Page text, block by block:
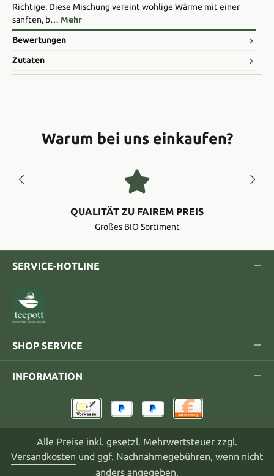
Richtige. Diese Mischung vereint wohlige Wärme mit einer
sanften, b… Mehr
Bewertungen
Zutaten
Warum bei uns einkaufen?
QUALITÄT ZU FAIREM PREIS
Großes BIO Sortiment
SERVICE-HOTLINE
SHOP SERVICE
INFORMATION
Alle Preise inkl. gesetzl. Mehrwertsteuer zzgl.
Versandkosten und ggf. Nachnahmegebühren, wenn nicht
anders angegeben.